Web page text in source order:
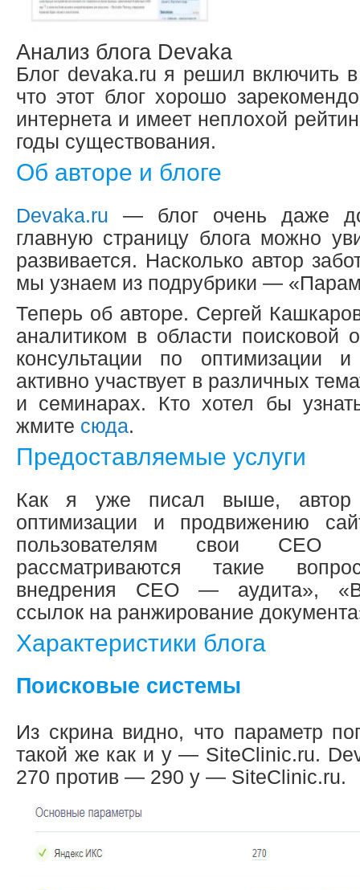
Анализ блога Devaka
Блог devaka.ru я решил включить
что этот блог хорошо
интернета и имеет неплохой
годы существования.
Об авторе и блоге
Devaka.ru — блог очень даже
главную страницу блога можно
развивается. Насколько автор
мы узнаем из подрубрики —
Теперь об авторе. Сергей
аналитиком в области поисковой
консультации по оптимизации
активно участвует в различных
и семинарах. Кто хотел бы
жмите сюда.
Предоставляемые услуги
Как я уже писал выше, автор
оптимизации и продвижению
пользователям свои
рассматриваются такие
внедрения СЕО — аудита»,
ссылок на ранжирование
Характеристики блога
Поисковые системы
Из скрина видно, что параметр
такой же как и у — SiteClinic.ru.
270 против — 290 у — SiteClinic.ru.